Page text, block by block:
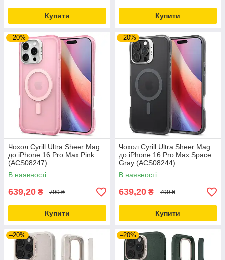
Купити Купити
–20%
Чохол Cyrill Ultra Sheer Mag
до iPhone 16 Pro Max Pink
(ACS08247)
В наявності
639,20 ₴ 799 ₴
Купити
–20%
Чохол Cyrill Ultra Sheer Mag
до iPhone 16 Pro Max Space
Gray (ACS08244)
В наявності
639,20 ₴ 799 ₴
Купити
–20% –20%